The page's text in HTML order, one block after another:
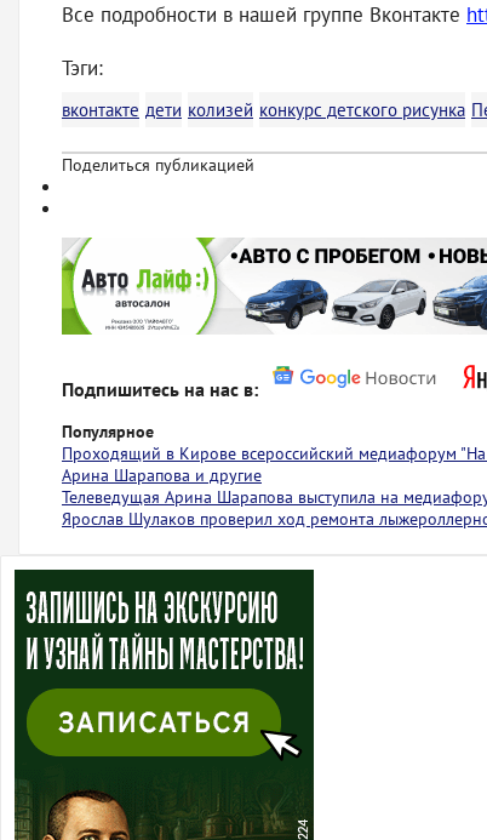
Все подробности в нашей группе Вконтакте
Тэги:
вконтакте дети колизей конкурс детского рисунка
Поделиться публикацией
Подпишитесь на нас в:
Популярное
Проходящий в Кирове всероссийский медиафорум
Арина Шарапова и другие
Телеведущая Арина Шарапова выступила на
Ярослав Шулаков проверил ход ремонта